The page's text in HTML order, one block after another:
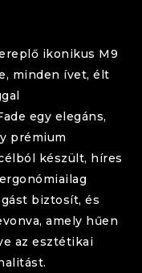
ikonikus M9
minden ívet, élt
egy elegáns,
prémium
készült, híres
biztosít, és
amely hűen
az esztétikai